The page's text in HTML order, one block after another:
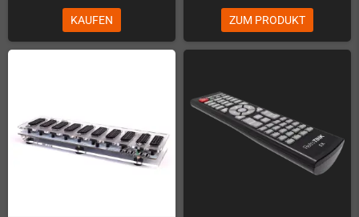
KAUFEN ZUM PRODUKT